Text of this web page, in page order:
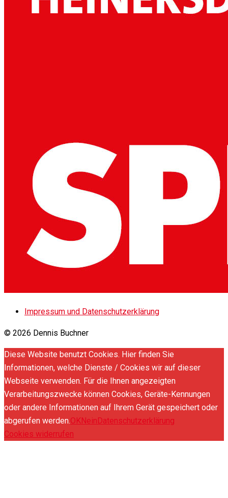
Impressum und Datenschutzerklärung
© 2026 Dennis Buchner
Diese Website benutzt Cookies. Hier finden Sie
Informationen, welche Dienste / Cookies wir auf dieser
Webseite verwenden. Für die Ihnen angezeigten
Verarbeitungszwecke können Cookies, Geräte-Kennungen
oder andere Informationen auf Ihrem Gerät gespeichert oder
abgerufen werden.OKNeinDatenschutzerklärung
Cookies widerrufen